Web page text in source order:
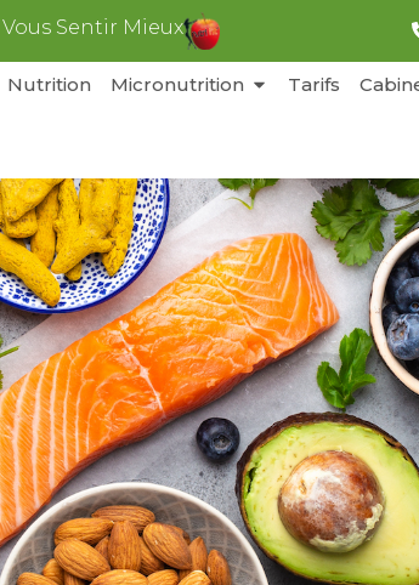
Sentir Mieux
Nutrition Micronutrition Tarifs